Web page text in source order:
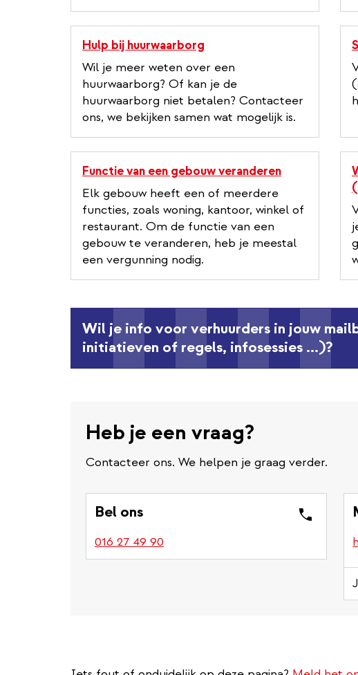
Hulp bij huurwaarborg
Wil je meer weten over een
huurwaarborg? Of kan je de
huurwaarborg niet betalen? Contacteer
ons, we bekijken samen wat mogelijk is.
Functie van een gebouw veranderen
Elk gebouw heeft een of meerdere
functies, zoals woning, kantoor, winkel of
restaurant. Om de functie van een
gebouw te veranderen, heb je meestal
een vergunning nodig.
Wil je info voor verhuurders in jouw
initiatieven of regels, infosessies ...)?
Heb je een vraag?
Contacteer ons. We helpen je graag verder.
Bel ons
016 27 49 90